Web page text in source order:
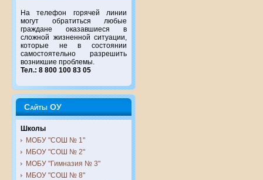
На телефон горячей линии
могут обратиться любые
граждане оказавшиеся в
сложной жизненной ситуации,
которые не в состоянии
самостоятельно разрешить
возникшие проблемы.
Тел.: 8 800 100 83 05
Сайты ОУ
Школы
МОБУ "СОШ № 1"
МБОУ "СОШ № 2"
МОБУ "Гимназия № 3"
МБОУ "СОШ № 8"